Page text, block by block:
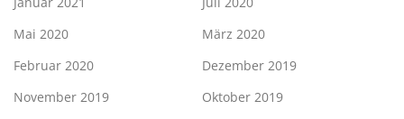
Mai 2020
März 2020
Februar 2020
Dezember 2019
November 2019
Oktober 2019